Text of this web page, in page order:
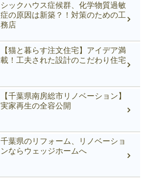
シックハウス症候群、化学物質過敏
症の原因は新築？！対策のための工
務店
【猫と暮らす注文住宅】アイデア満
載！工夫された設計のこだわり住宅
【千葉県南房総市リノベーション】
実家再生の全容公開
千葉県のリフォーム、リノベーショ
ンならウェッジホームへ